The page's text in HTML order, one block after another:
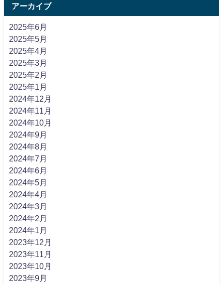
アーカイブ
2025年6月
2025年5月
2025年4月
2025年3月
2025年2月
2025年1月
2024年12月
2024年11月
2024年10月
2024年9月
2024年8月
2024年7月
2024年6月
2024年5月
2024年4月
2024年3月
2024年2月
2024年1月
2023年12月
2023年11月
2023年10月
2023年9月